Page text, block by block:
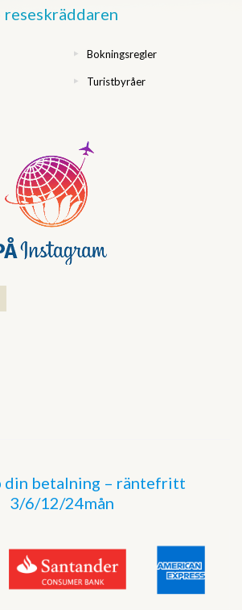
reseskräddaren
Bokningsregler
Turistbyråer
din betalning – räntefritt
3/6/12/24mån